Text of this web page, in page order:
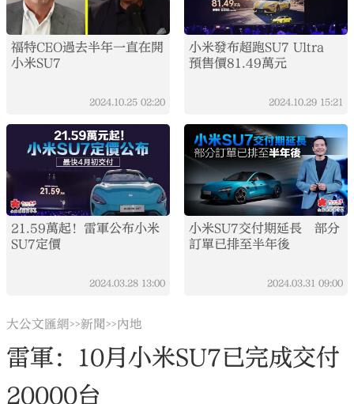
福特CEO過去半年一直在開
小米SU7
2024.10.25 02:20
小米發布超跑SU7 Ultra
預售價81.49萬元
2024.10.29 15:21
21.59萬起！雷軍公布小米
SU7定價
2024.03.28 13:00
小米SU7交付期延長 部分
訂單已排至半年後
2024.03.31 09:00
大公文匯網>>新聞>>內地
雷軍：10月小米SU7已完成交付
20000台